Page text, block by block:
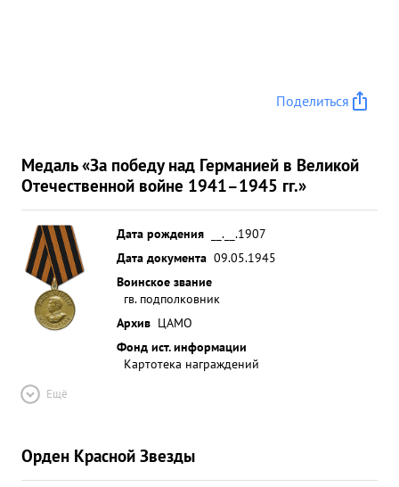
Поделиться
Медаль «За победу над Германией в Великой
Отечественной войне 1941–1945 гг.»
Дата рождения
__.__.1907
Дата документа 09.05.1945
Воинское звание
гв. подполковник
Архив ЦАМО
Фонд ист. информации
Картотека награждений
Ещё
Орден Красной Звезды